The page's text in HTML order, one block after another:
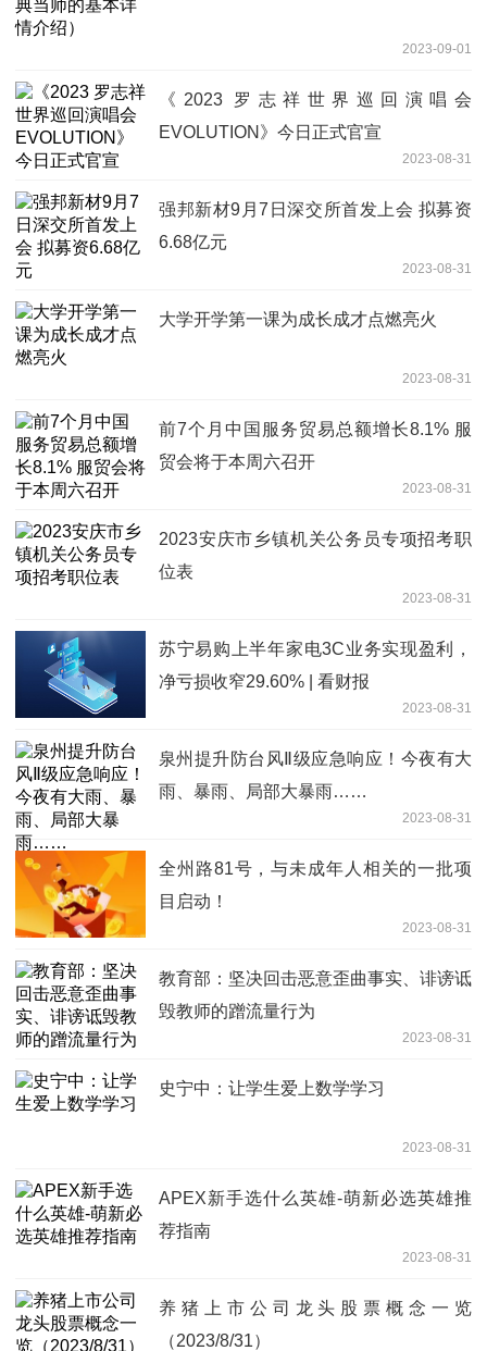
2023-09-01
《2023 罗志祥世界巡回演唱会
EVOLUTION》今日正式官宣
2023-08-31
强邦新材9月7日深交所首发上会 拟募资
6.68亿元
2023-08-31
大学开学第一课为成长成才点燃亮火
2023-08-31
前7个月中国服务贸易总额增长8.1% 服
贸会将于本周六召开
2023-08-31
2023安庆市乡镇机关公务员专项招考职
位表
2023-08-31
苏宁易购上半年家电3C业务实现盈利，
净亏损收窄29.60% | 看财报
2023-08-31
泉州提升防台风Ⅱ级应急响应！今夜有大
雨、暴雨、局部大暴雨……
2023-08-31
全州路81号，与未成年人相关的一批项
目启动！
2023-08-31
教育部：坚决回击恶意歪曲事实、诽谤诋
毁教师的蹭流量行为
2023-08-31
史宁中：让学生爱上数学学习
2023-08-31
APEX新手选什么英雄-萌新必选英雄推
荐指南
2023-08-31
养猪上市公司龙头股票概念一览
（2023/8/31）